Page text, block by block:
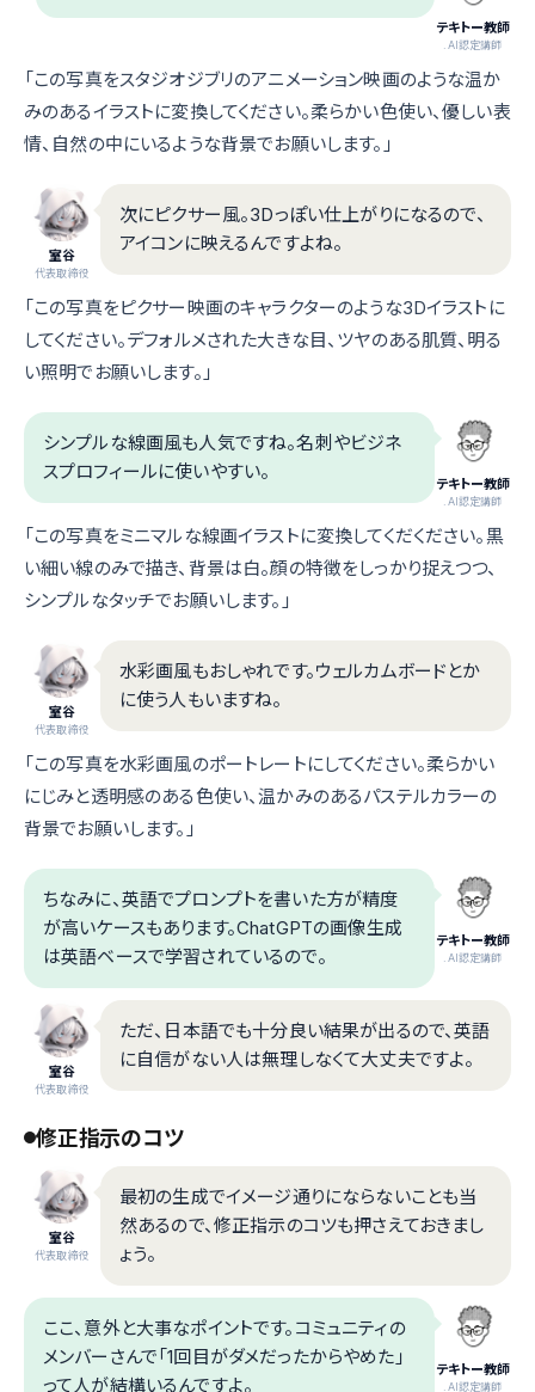
テキトー教師
.AI認定講師
「この写真をスタジオジブリのアニメーション映画のような温か
みのあるイラストに変換してください。柔らかい色使い、優しい表
情、自然の中にいるような背景でお願いします。」
室谷
代表取締役
次にピクサー風。3Dっぽい仕上がりになるので、
アイコンに映えるんですよね。
「この写真をピクサー映画のキャラクターのような3Dイラストに
してください。デフォルメされた大きな目、ツヤのある肌質、明る
い照明でお願いします。」
テキトー教師
.AI認定講師
シンプルな線画風も人気ですね。名刺やビジネ
スプロフィールに使いやすい。
「この写真をミニマルな線画イラストに変換してくだください。黒
い細い線のみで描き、背景は白。顔の特徴をしっかり捉えつつ、
シンプルなタッチでお願いします。」
室谷
代表取締役
水彩画風もおしゃれです。ウェルカムボードとか
に使う人もいますね。
「この写真を水彩画風のポートレートにしてください。柔らかい
にじみと透明感のある色使い、温かみのあるパステルカラーの
背景でお願いします。」
テキトー教師
.AI認定講師
ちなみに、英語でプロンプトを書いた方が精度
が高いケースもあります。ChatGPTの画像生成
は英語ベースで学習されているので。
室谷
代表取締役
ただ、日本語でも十分良い結果が出るので、英語
に自信がない人は無理しなくて大丈夫ですよ。
修正指示のコツ
室谷
代表取締役
最初の生成でイメージ通りにならないことも当
然あるので、修正指示のコツも押さえておきまし
ょう。
テキトー教師
.AI認定講師
ここ、意外と大事なポイントです。コミュニティの
メンバーさんで「1回目がダメだったからやめた」
って人が結構いるんですよ。